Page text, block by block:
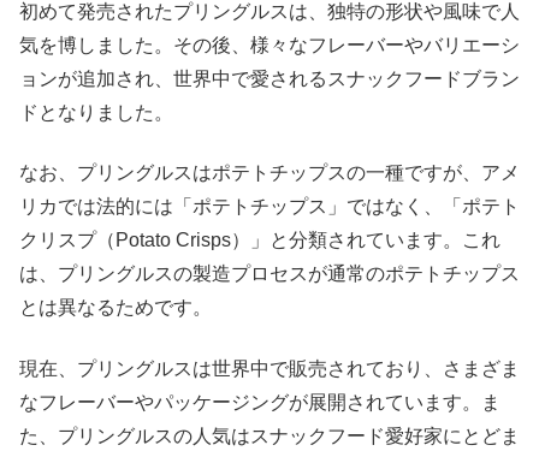
初めて発売されたプリングルスは、独特の形状や風味で人
気を博しました。その後、様々なフレーバーやバリエーシ
ョンが追加され、世界中で愛されるスナックフードブラン
ドとなりました。
なお、プリングルスはポテトチップスの一種ですが、アメ
リカでは法的には「ポテトチップス」ではなく、「ポテト
クリスプ（Potato Crisps）」と分類されています。これ
は、プリングルスの製造プロセスが通常のポテトチップス
とは異なるためです。
現在、プリングルスは世界中で販売されており、さまざま
なフレーバーやパッケージングが展開されています。ま
た、プリングルスの人気はスナックフード愛好家にとどま